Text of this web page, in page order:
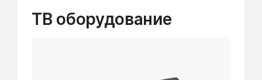
ТВ оборудование